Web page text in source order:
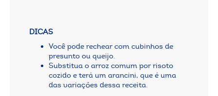
DICAS
Você pode rechear com cubinhos de
presunto ou queijo.
Substitua o arroz comum por risoto
cozido e terá um arancini, que é uma
das variações dessa receita.